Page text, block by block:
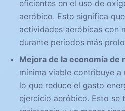
eficientes en el uso de
aeróbico. Esto significa
actividades aeróbicas con
durante períodos más
Mejora de la economía de
mínima viable contribuye a
lo que reduce el gasto
ejercicio aeróbico. Esto se